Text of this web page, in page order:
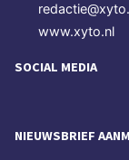
www.xyto.nl
SOCIAL MEDIA
NIEUWSBRIEF